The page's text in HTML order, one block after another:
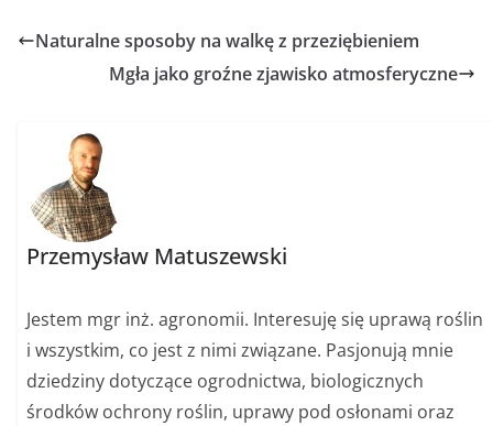
Naturalne sposoby na walkę z przeziębieniem
Mgła jako groźne zjawisko atmosferyczne
Przemysław Matuszewski
Jestem mgr inż. agronomii. Interesuję się uprawą roślin
i wszystkim, co jest z nimi związane. Pasjonują mnie
dziedziny dotyczące ogrodnictwa, biologicznych
środków ochrony roślin, uprawy pod osłonami oraz